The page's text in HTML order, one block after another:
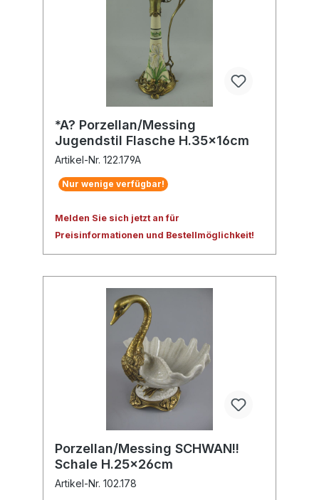
*A? Porzellan/Messing
Jugendstil Flasche H.35x16cm
Artikel-Nr. 122.179A
Nur wenige verfügbar!
Melden Sie sich jetzt an für
Preisinformationen und Bestellmöglichkeit!
Porzellan/Messing SCHWAN!!
Schale H.25x26cm
Artikel-Nr. 102.178